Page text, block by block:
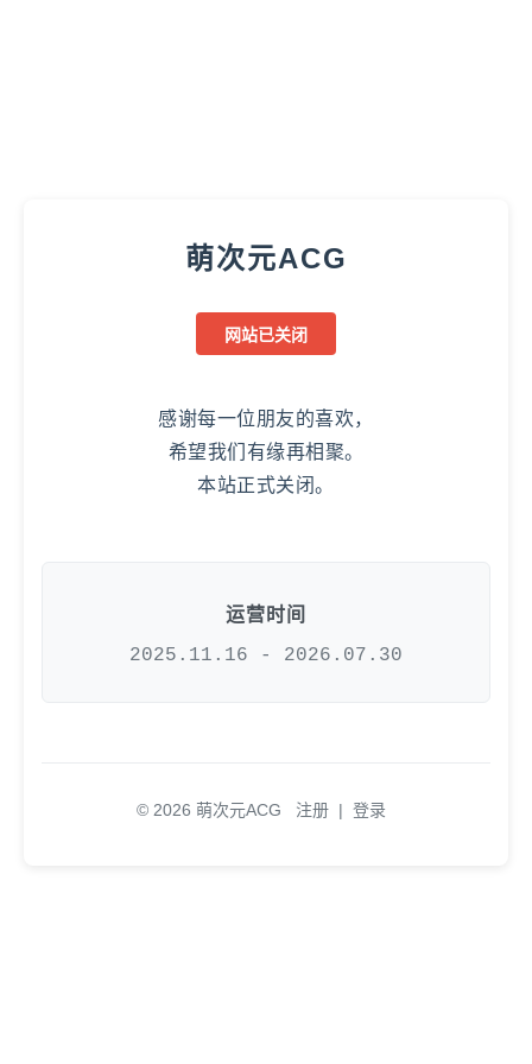
萌次元ACG
网站已关闭
感谢每一位朋友的喜欢，
希望我们有缘再相聚。
本站正式关闭。
运营时间
2025.11.16 - 2026.07.30
© 2026 萌次元ACG 注册 | 登录